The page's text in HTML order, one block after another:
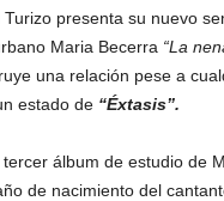
presenta su nuevo
Maria Becerra “La
una relación pese a
estado de“Éxtasis”.
álbum de estudio de
de nacimiento del